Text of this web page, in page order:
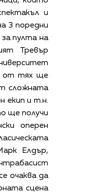
и
3 поредни
пулта на
Тревър
от тях ще
сложната
екип и т.н.
ще получи
оперен
Елдър,
очаква да
сцена